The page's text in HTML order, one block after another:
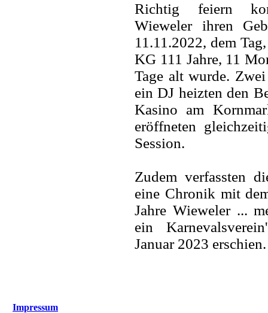
Richtig feiern
Wieweler ihren
11.11.2022, dem
KG 111 Jahre, 11
Tage alt wurde.
ein DJ heizten den
Kasino am
eröffneten
Session.
Zudem verfassten
eine Chronik mit
Jahre Wieweler ...
ein
Januar 2023 erschien.
Impressum